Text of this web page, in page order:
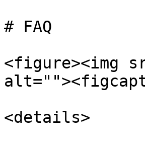
# FAQ
<figure><img
<details>